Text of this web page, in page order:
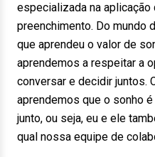
especializada na
preenchimento. Do mundo
que aprendeu o valor de
aprendemos a respeitar a
conversar e decidir juntos.
aprendemos que o sonho
junto, ou seja, eu e ele
qual nossa equipe de